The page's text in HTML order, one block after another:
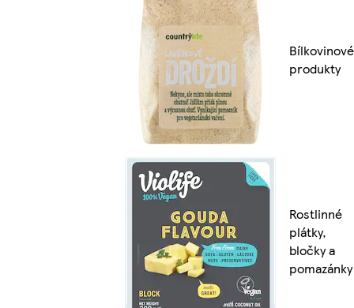
Bílkovinové
produkty
Rostlinné
plátky,
bločky a
pomazánky